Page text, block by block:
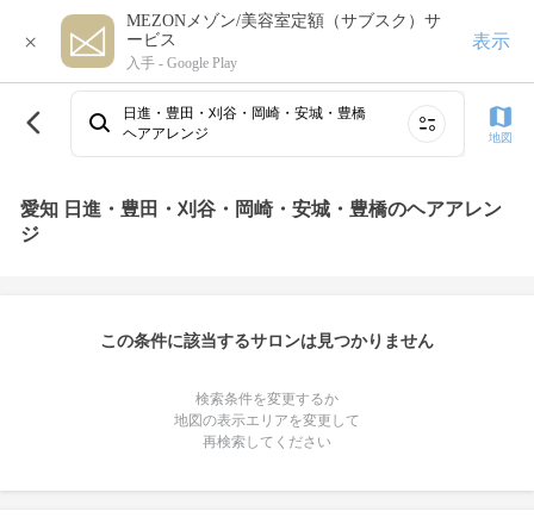
×
MEZONメゾン/美容室定額（サブスク）サ
ービス
入手 - Google Play
表示
日進・豊田・刈谷・岡崎・安城・豊橋
ヘアアレンジ
地図
愛知 日進・豊田・刈谷・岡崎・安城・豊橋のヘアアレン
ジ
この条件に該当するサロンは見つかりません
検索条件を変更するか
地図の表示エリアを変更して
再検索してください